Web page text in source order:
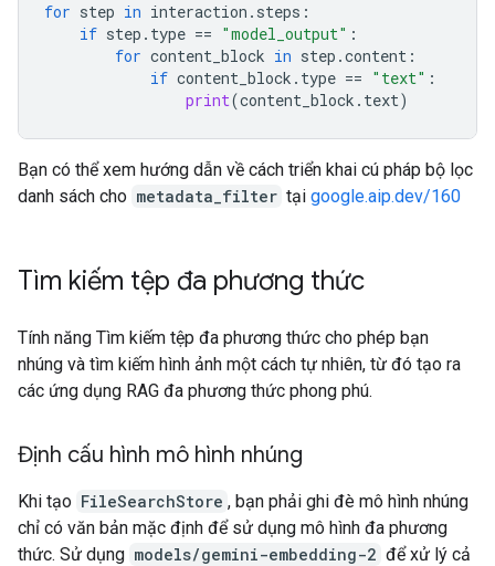
for step in interaction . steps :
if step . type == "model_output" :
for content_block in step .content :
if content_block . type == "text" :
print(content_block . text)
Bạn có thể xem hướng dẫn về cách triển khai cú pháp bộ lọc
danh sách cho metadata_filter tại google.aip.dev/160
Tìm kiếm tệp đa phương thức
Tính năng Tìm kiếm tệp đa phương thức cho phép bạn
nhúng và tìm kiếm hình ảnh một cách tự nhiên, từ đó tạo ra
các ứng dụng RAG đa phương thức phong phú.
Định cấu hình mô hình nhúng
Khi tạo FileSearchStore , bạn phải ghi đè mô hình nhúng
chỉ có văn bản mặc định để sử dụng mô hình đa phương
thức. Sử dụng models/gemini-embedding-2 để xử lý cả